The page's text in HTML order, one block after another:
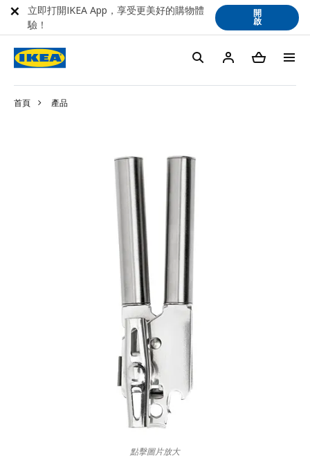
首頁 產品
點擊圖片放大
立即打開IKEA App，享受更美好的購物體
驗！
開
啟